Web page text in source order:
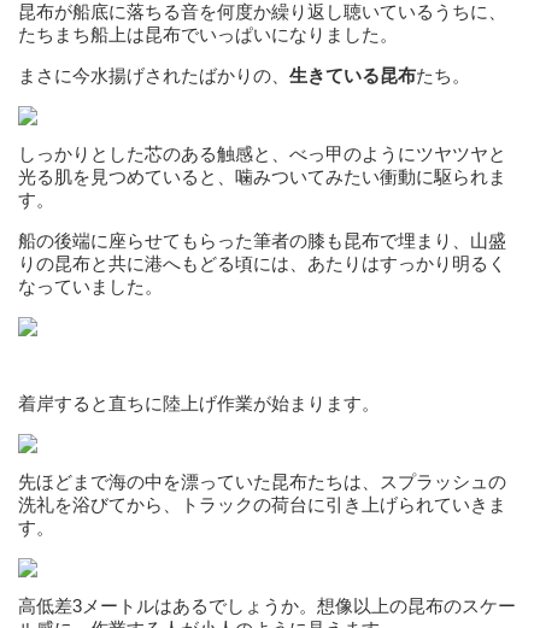
昆布が船底に落ちる音を何度か繰り返し聴いているうちに、
たちまち船上は昆布でいっぱいになりました。
まさに今水揚げされたばかりの、 生きている昆布たち。
しっかりとした芯のある触感と、べっ甲のようにツヤツヤと
光る肌を見つめていると、噛みついてみたい衝動に駆られま
す。
船の後端に座らせてもらった筆者の膝も昆布で埋まり、山盛
りの昆布と共に港へもどる頃には、あたりはすっかり明るく
なっていました。
着岸すると直ちに陸上げ作業が始まります。
先ほどまで海の中を漂っていた昆布たちは、スプラッシュの
洗礼を浴びてから、トラックの荷台に引き上げられていきま
す。
高低差3メートルはあるでしょうか。想像以上の昆布のスケー